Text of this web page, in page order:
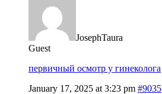
JosephTaura
Guest
первичный осмотр у гинеколога
January 17, 2025 at 3:23 pm #9035